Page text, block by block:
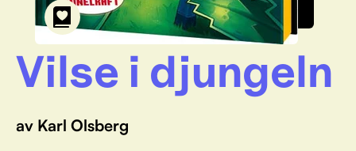
Vilse i djungeln
av Karl Olsberg